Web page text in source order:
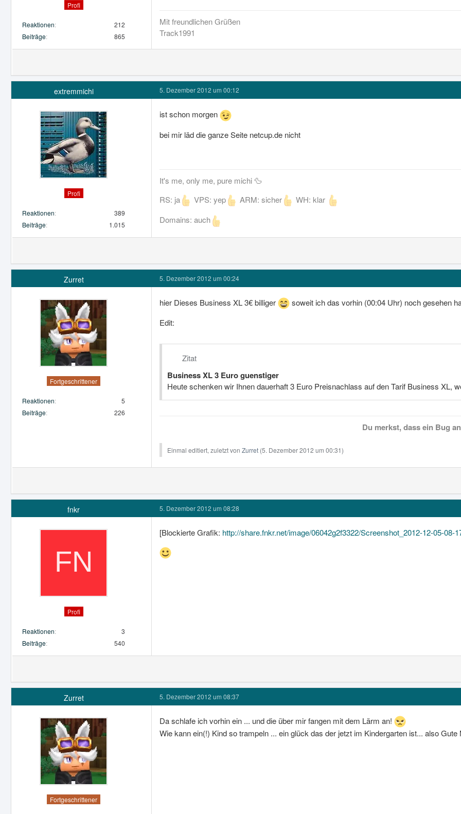
Profi
Reaktionen
212
Beiträge
865
Mit freundlichen Grüßen
Track1991
extremmichi
Profi
Reaktionen
389
Beiträge
1.015
5. Dezember 2012 um 00:12
ist schon morgen
bei mir läd die ganze Seite netcup.de nicht
It's me, only me, pure michi 🦆
RS: ja
VPS: yep ARM: sicher
WH: klar
Domains: auch
Zurret
Fortgeschrittener
Reaktionen
5
Beiträge
226
5. Dezember 2012 um 00:24
hier Dieses Business XL 3€ billiger
soweit ich das vorhin (00:04 Uhr) noch gesehen
Edit:
Zitat
Business XL 3 Euro guenstiger
Heute schenken wir Ihnen dauerhaft 3 Euro Preisnachlass auf den Tarif Business XL,
Du merkst, dass ein Bug
Einmal editiert, zuletzt von Zurret (5. Dezember 2012 um 00:31)
fnkr
Profi
Reaktionen
3
Beiträge
540
5. Dezember 2012 um 08:28
[Blockierte Grafik: http://share.fnkr.net/image/06042g2f3322/Screenshot_2012-12-05-08-
Zurret
Fortgeschrittener
5. Dezember 2012 um 08:37
Da schlafe ich vorhin ein ... und die über mir fangen mit dem Lärm an!
Wie kann ein(!) Kind so trampeln ... ein glück das der jetzt im Kindergarten ist... also Gute